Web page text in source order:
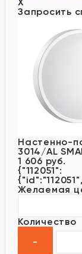
Запросить
Настенно-
3014/AL
1 606 руб.
{"112051":
Желаемая
Количество